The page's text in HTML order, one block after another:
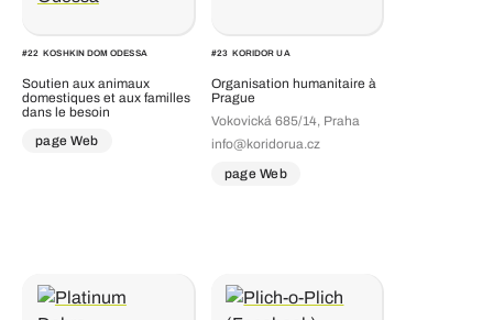
#22 KOSHKIN DOM ODESSA
Soutien aux animaux
domestiques et aux familles
dans le besoin
page Web
#23 KORIDOR UA
Organisation humanitaire à
Prague
Vokovická 685/14, Praha
info@koridorua.cz
page Web